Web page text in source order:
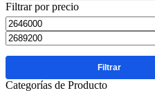
Filtrar por precio
Filtrar
Categorías de Producto